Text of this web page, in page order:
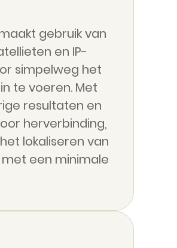
gebruik van
en IP-
simpelweg het
te voeren. Met
resultaten en
herverbinding,
lokaliseren van
een minimale